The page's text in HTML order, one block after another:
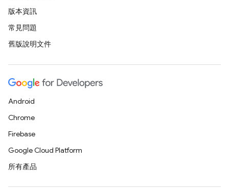
版本資訊
常見問題
舊版說明文件
Android
Chrome
Firebase
Google Cloud Platform
所有產品